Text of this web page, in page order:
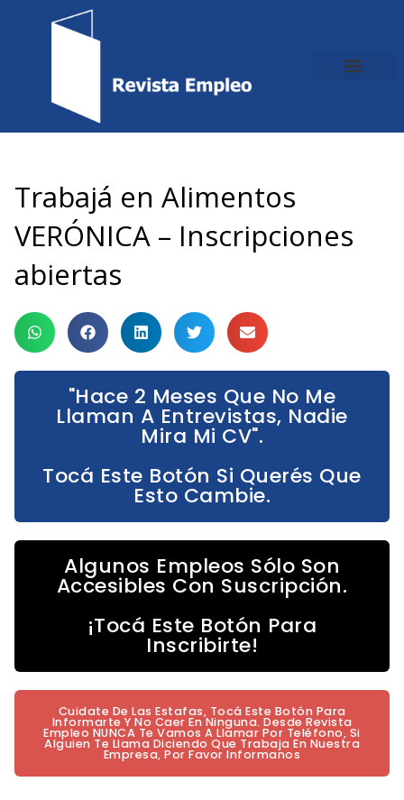
Trabajá en Alimentos
VERÓNICA – Inscripciones
abiertas
"Hace 2 Meses Que No Me
Llaman A Entrevistas, Nadie
Mira Mi CV".
Tocá Este Botón Si Querés Que
Esto Cambie.
Algunos Empleos Sólo Son
Accesibles Con Suscripción.
¡Tocá Este Botón Para
Inscribirte!
Cuidate De Las Estafas, Tocá Este Botón Para
Informarte Y No Caer En Ninguna. Desde Revista
Empleo NUNCA Te Vamos A Llamar Por Teléfono, Si
Alguien Te Llama Diciendo Que Trabaja En Nuestra
Empresa, Por Favor Informanos